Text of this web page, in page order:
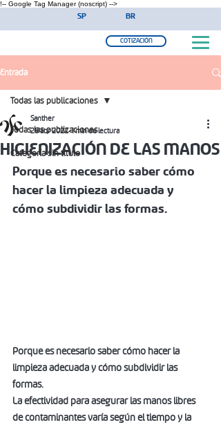
!-- Google Tag Manager (noscript) -->
SP BR
COTIZACIÓN
Entrada
Todas las publicaciones
Categoría sin título
Todas las publicaciones
HIGIENIZACIÓN DE LAS MANOS
Santher
28 abr 2022 1 min de lectura
Porque es necesario saber cómo
hacer la limpieza adecuada y
cómo subdividir las formas.
Porque es necesario saber cómo hacer la
limpieza adecuada y cómo subdividir las
formas.
La efectividad para asegurar las manos libres
de contaminantes varía según el tiempo y la